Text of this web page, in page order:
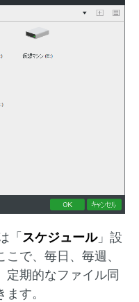
「 スケジュール」設
で、毎日、毎週、
定期的なファイル同
す。